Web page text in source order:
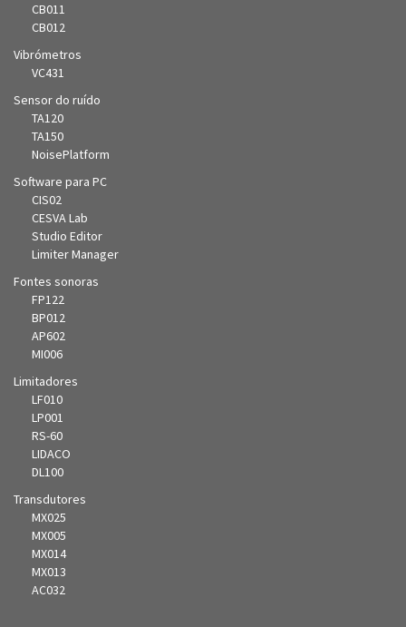
CB011
CB012
Vibrómetros
VC431
Sensor do ruído
TA120
TA150
NoisePlatform
Software para PC
CIS02
CESVA Lab
Studio Editor
Limiter Manager
Fontes sonoras
FP122
BP012
AP602
MI006
Limitadores
LF010
LP001
RS-60
LIDACO
DL100
Transdutores
MX025
MX005
MX014
MX013
AC032